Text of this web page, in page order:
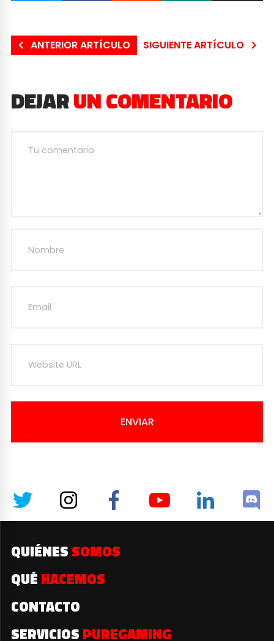
ANTERIOR ARTÍCULO SIGUIENTE ARTÍCULO
DEJARUN COMENTARIO
ENVIAR
QUIÉNES SOMOS
QUÉ HACEMOS
CONTACTO
SERVICIOS PUREGAMING